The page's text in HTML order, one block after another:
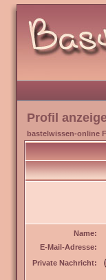
Profil
bastelwissen-online
Name:
E-Mail-Adresse:
Private Nachricht: